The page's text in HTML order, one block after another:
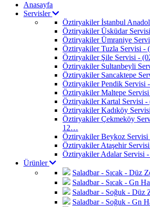
Anasayfa
Servisler
Öztiryakiler İstanbul
Öztiryakiler Üsküdar
Öztiryakiler Ümraniye
Öztiryakiler Tuzla Servisi -
Öztiryakiler Şile Servisi -
Öztiryakiler Sultanbeyli
Öztiryakiler Sancaktepe
Öztiryakiler Pendik Servisi
Öztiryakiler Maltepe
Öztiryakiler Kartal Servisi -
Öztiryakiler Kadıköy
Öztiryakiler Çekmeköy
12…
Öztiryakiler Beykoz Servisi
Öztiryakiler Ataşehir
Öztiryakiler Adalar Servisi
Ürünler
Saladbar - Sıcak - Düz
Saladbar - Sıcak - Gn
Saladbar - Soğuk - Düz
Saladbar - Soğuk - Gn